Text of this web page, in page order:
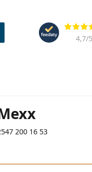
Beoordelingen
4,7/5
200 16 53